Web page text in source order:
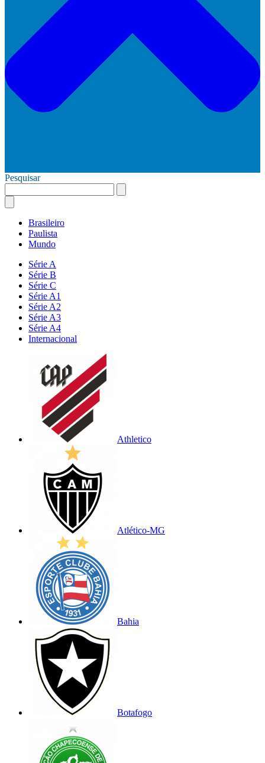
Pesquisar
Brasileiro
Paulista
Mundo
Série A
Série B
Série C
Série A1
Série A2
Série A3
Série A4
Internacional
Athletico
Atlético-MG
Bahia
Botafogo